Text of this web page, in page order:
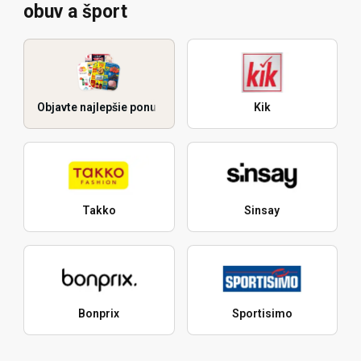
obuv a šport
Objavte najlepšie ponuky Kik
Takko Sinsay
Bonprix Sportisimo